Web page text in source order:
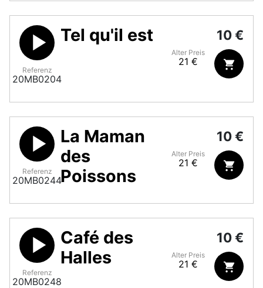
Referenz
20MB0204
Tel qu'il est
Alter Preis
21 €
10 €
Referenz
20MB0244
La Maman
des
Poissons
Alter Preis
21 €
10 €
Referenz
20MB0248
Café des
Halles
Alter Preis
21 €
10 €